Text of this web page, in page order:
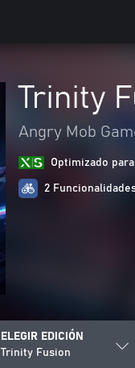
Trinity
Angry Mob
Optimizado
2
ELEGIR EDICIÓN
Trinity Fusion